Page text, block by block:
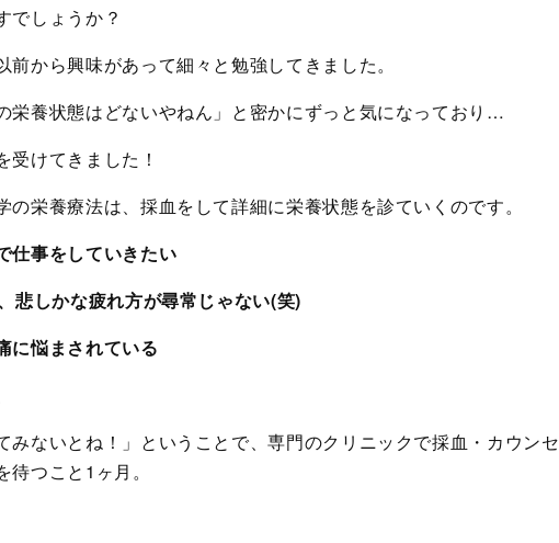
でしょうか？
前から興味があって細々と勉強してきました。
栄養状態はどないやねん」と密かにずっと気になっており…
受けてきました！
の栄養療法は、採血をして詳細に栄養状態を診ていくのです。
仕事をしていきたい
悲しかな疲れ方が尋常じゃない(笑)
に悩まされている
みないとね！」ということで、専門のクリニックで採血・カウンセ
つこと1ヶ月。